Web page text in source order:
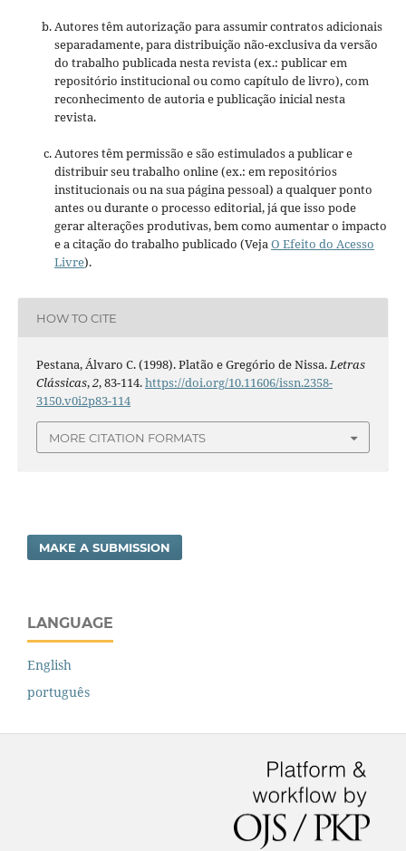
Autores têm autorização para assumir contratos adicionais
separadamente, para distribuição não-exclusiva da versão
do trabalho publicada nesta revista (ex.: publicar em
repositório institucional ou como capítulo de livro), com
reconhecimento de autoria e publicação inicial nesta
revista.
Autores têm permissão e são estimulados a publicar e
distribuir seu trabalho online (ex.: em repositórios
institucionais ou na sua página pessoal) a qualquer ponto
antes ou durante o processo editorial, já que isso pode
gerar alterações produtivas, bem como aumentar o impacto
e a citação do trabalho publicado (VejaO Efeito do Acesso
Livre).
HOW TO CITE
Pestana, Álvaro C. (1998). Platão e Gregório de Nissa.Letras
Clássicas,2, 83-114.https://doi.org/10.11606/issn.2358-
3150.v0i2p83-114
MORE CITATION FORMATS
MAKE A SUBMISSION
LANGUAGE
English
português